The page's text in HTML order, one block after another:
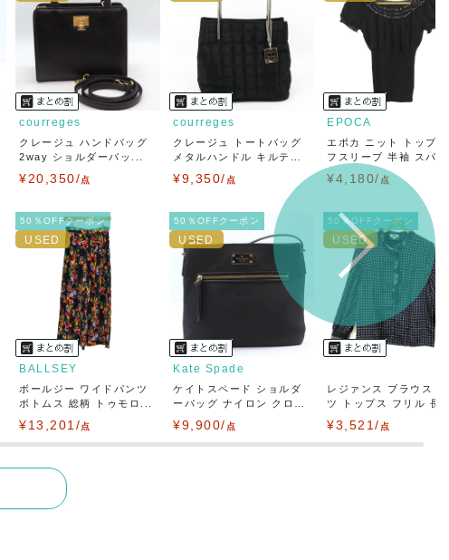
courreges
クレージュ ハンドバッグ
2way ショルダーバッ...
¥20,350/点
courreges
クレージュ トートバッグ
メタルハンドル キルテ
¥9,350/ 点
EPOCA
エポカ ニット トップ
フスリーブ 半袖 スパ...
¥4,180/ 点
50％OFFクーポン
BALLSEY
ボールジー ワイドパンツ
ボトムス 総柄 トゥモロ...
¥13,201/点
50％OFFクーポン
Kate Spade
ケイトスペード ショルダ
ーバッグ ナイロン クロ
¥9,900/ 点
50％OFFクーポン
レジァンス ブラウス
ツ トップス フリル 長
¥3,521/ 点